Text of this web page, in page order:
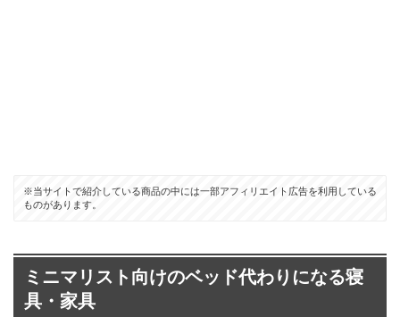
※当サイトで紹介している商品の中には一部アフィリエイト広告を利用している
ものがあります。
ミニマリスト向けのベッド代わりになる寝
具・家具